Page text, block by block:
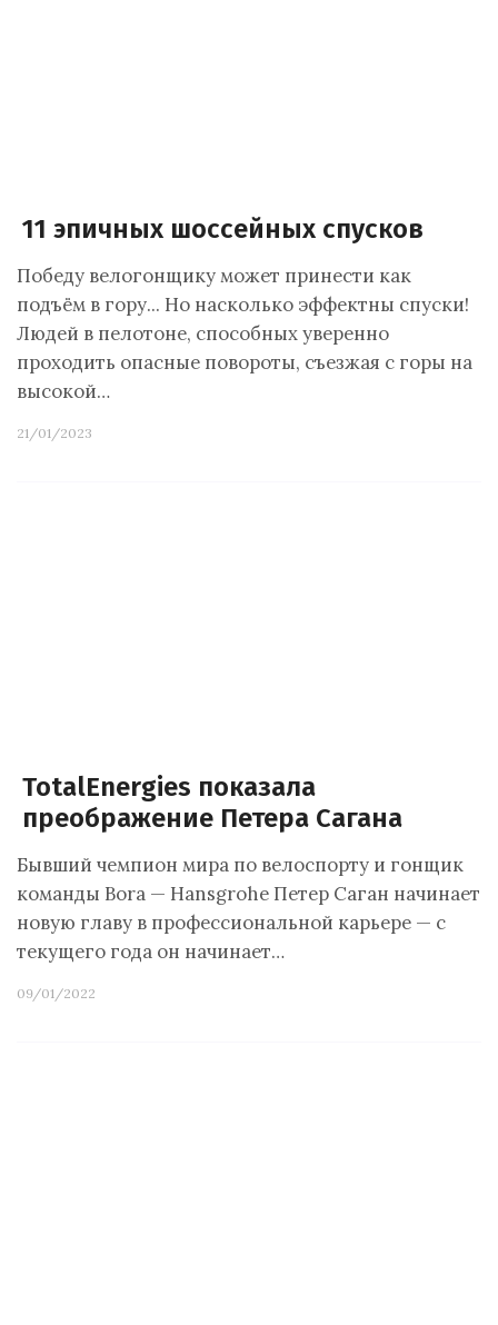
11 эпичных шоссейных спусков
Победу велогонщику может принести как
подъём в гору... Но насколько эффектны спуски!
Людей в пелотоне, способных уверенно
проходить опасные повороты, съезжая с горы на
высокой…
21/01/2023
TotalEnergies показала
преображение Петера Сагана
Бывший чемпион мира по велоспорту и гонщик
команды Bora — Hansgrohe Петер Саган начинает
новую главу в профессиональной карьере — с
текущего года он начинает…
09/01/2022